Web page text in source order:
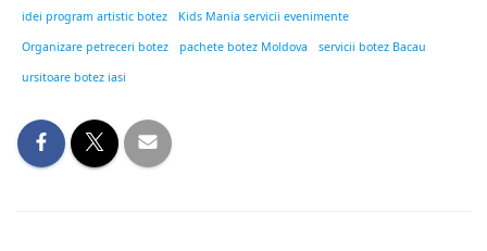
idei program artistic botez
Kids Mania servicii evenimente
Organizare petreceri botez
pachete botez Moldova
servicii botez Bacau
ursitoare botez iasi